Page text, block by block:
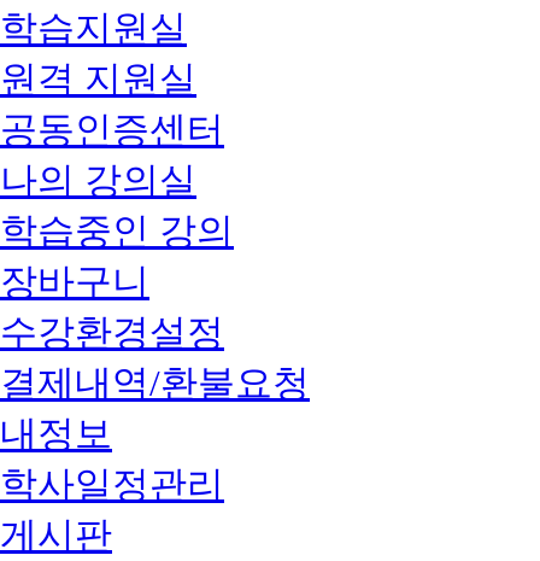
학습지원실
원격 지원실
공동인증센터
나의 강의실
학습중인 강의
장바구니
수강환경설정
결제내역/환불요청
내정보
학사일정관리
게시판